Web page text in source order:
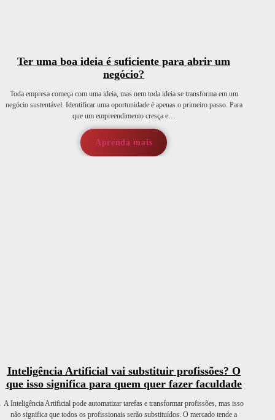
Ter uma boa ideia é suficiente para abrir um
negócio?
Toda empresa começa com uma ideia, mas nem toda ideia se transforma em um
negócio sustentável. Identificar uma oportunidade é apenas o primeiro passo. Para
que um empreendimento cresça e…
Aprenda mais
Inteligência Artificial vai substituir profissões? O
que isso significa para quem quer fazer faculdade
A Inteligência Artificial pode automatizar tarefas e transformar profissões, mas isso
não significa que todos os profissionais serão substituídos. O mercado tende a